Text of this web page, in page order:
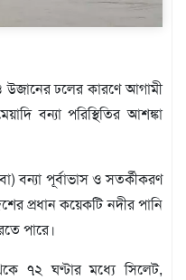
উজানের ঢলের কারণে আগামী
বন্যা পরিস্থিতির আশঙ্কা
বন্যা পূর্বাভাস ও সতর্কীকরণ
প্রধান কয়েকটি নদীর পানি
পারে।
৭২ ঘণ্টার মধ্যে সিলেট,